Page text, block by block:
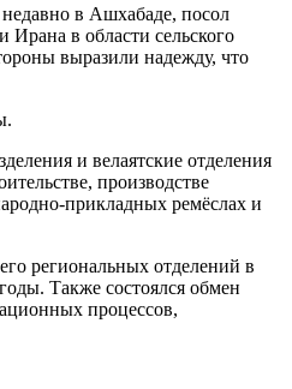
в Ашхабаде, посол
в области сельского
выразили надежду, что
и велаятские отделения
производстве
прикладных ремёслах и
региональных отделений в
Также состоялся обмен
процессов,